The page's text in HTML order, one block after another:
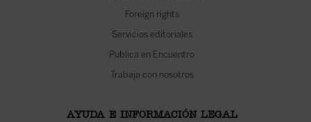
Foreign rights
Servicios editoriales
Publica en Encuentro
Trabaja con nosotros
AYUDA E INFORMACIÓN LEGAL